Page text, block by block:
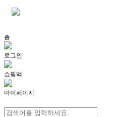
홈
로그인
쇼핑백
마이페이지